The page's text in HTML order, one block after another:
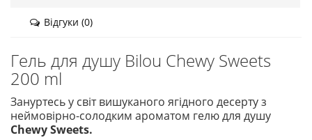
Відгуки (0)
Гель для душу Bilou Chewy Sweets
200 ml
Зануртесь у світ вишуканого ягідного десерту з
неймовірно-солодким ароматом гелю для душу
Chewy Sweets.